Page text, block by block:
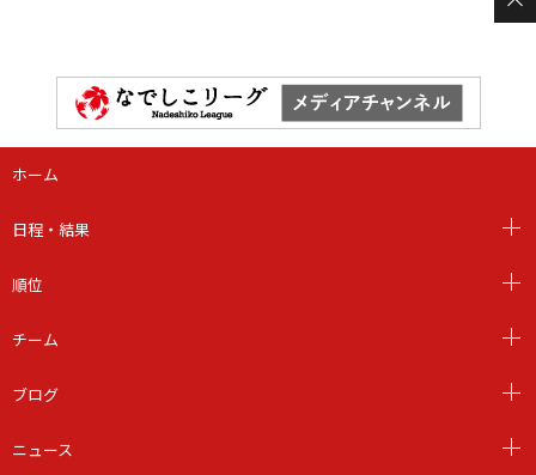
ホーム
日程・結果
順位
チーム
ブログ
ニュース